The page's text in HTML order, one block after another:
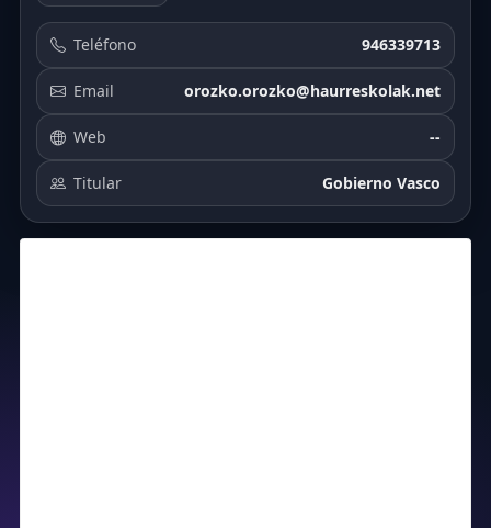
Teléfono 946339713
Email orozko.orozko@haurreskolak.net
Web --
Titular Gobierno Vasco